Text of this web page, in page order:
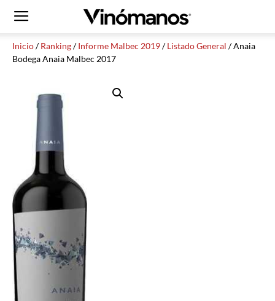
Inicio/Ranking/Informe Malbec 2019/Listado General / Anaia
Bodega Anaia Malbec 2017